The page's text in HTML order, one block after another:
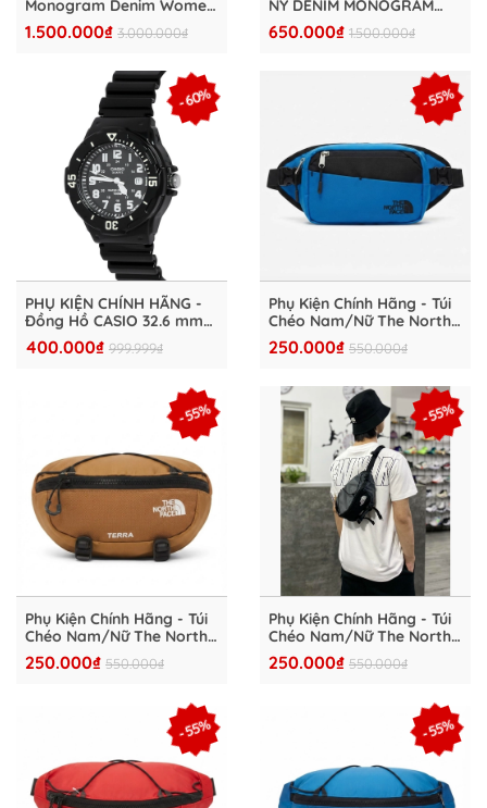
Monogram Denim Women
- 3FDDM0734-50NYD
1.500.000₫ 3.000.000₫
NY DENIM MONOGRAM
WOMEN - 3FDSM0734-
50NYD
650.000₫ 1.500.000₫
- 60%
PHỤ KIỆN CHÍNH HÃNG -
Đồng Hồ CASIO 32.6 mm
Nữ LRW-200H-1BVDF
400.000₫ 999.999₫
- 55%
Phụ Kiện Chính Hãng - Túi
Chéo Nam/Nữ The North
Face Logo Cross Bag Blue
- NF0A2UCX-03
250.000₫ 550.000₫
- 55%
Phụ Kiện Chính Hãng - Túi
Chéo Nam/Nữ The North
Face Logo Cross Bag Blue
- NN2PP5324
250.000₫ 550.000₫
- 55%
Phụ Kiện Chính Hãng - Túi
Chéo Nam/Nữ The North
Face Logo Cross Bag
Grey/Black - NN2PP5323
250.000₫ 550.000₫
- 55% - 55%